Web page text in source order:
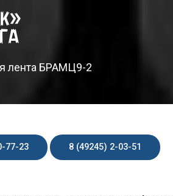
лента БРАМЦ9-2
77-23 8 (49245) 2-03-51